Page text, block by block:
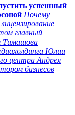
успешный
Почему
главный
Тимашова
Юлии
центра Андрея
бизнесов